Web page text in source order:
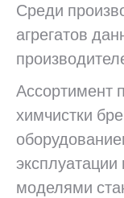
Среди
агрегатов
химчистки
моделями